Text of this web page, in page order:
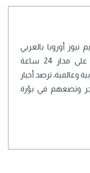
أوروبا بالعربي
بفريق عمل يسعى جاهداً على مدار 24 ساعة
وعالمية، ترصد أخبار
وتضعهم في بؤرة